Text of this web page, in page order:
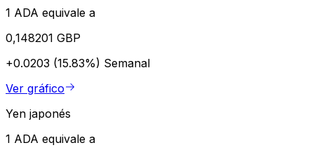
1 ADA equivale a
0,148201 GBP
+0.0203 (15.83%) Semanal
Ver gráfico
Yen japonés
1 ADA equivale a